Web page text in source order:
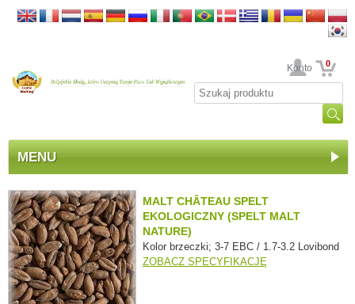
Twoje Konto 0
MENU
MALT CHÂTEAU SPELT
EKOLOGICZNY (SPELT MALT
NATURE)
Kolor brzeczki; 3-7 EBC / 1.7-3.2 Lovibond
ZOBACZ SPECYFIKACJĘ